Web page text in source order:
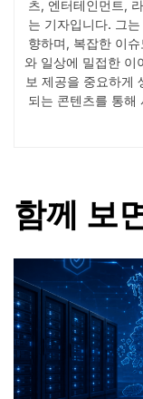
츠, 엔터테인먼트,
는 기자입니다. 그
향하며, 복잡한 이
와 일상에 밀접한 이
보 제공을 중요하게
되는 콘텐츠를 통해
함께 보